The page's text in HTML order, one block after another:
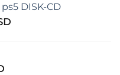
RSD
DISK-CD
Raspon
Raspon